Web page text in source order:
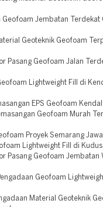
Geofoam Jembatan Terdekat
Geoteknik Geofoam
Pasang Geofoam Jalan
Lightweight Fill di
EPS Geofoam
Geofoam Murah
Proyek Semarang
Lightweight Fill di
Pasang Geofoam Jembatan
Geofoam
Material Geoteknik